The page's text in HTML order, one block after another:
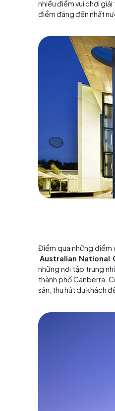
Canberra
đô bận rộn, luôn
triển nhưng
thành phố của
một điểm đến
nhiều điểm vui
điểm đáng đến